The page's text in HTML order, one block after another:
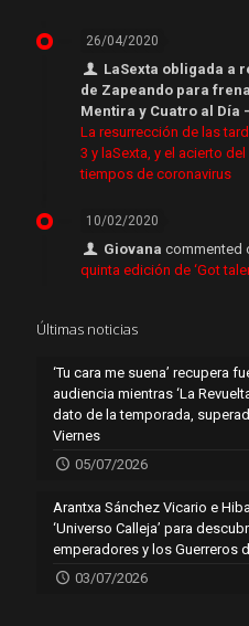
26/04/2020
LaSexta obligada a
de Zapeando para
Mentira y Cuatro al Día
La resurrección de las
3 y laSexta, y el acierto del
tiempos de coronavirus
10/02/2020
Giovana commented
quinta edición de ‘Got
Últimas noticias
‘Tu cara me suena’ recupera
audiencia mientras ‘La
dato de la temporada,
Viernes
05/07/2026
Arantxa Sánchez Vicario e
‘Universo Calleja’ para
emperadores y los Guerreros
03/07/2026